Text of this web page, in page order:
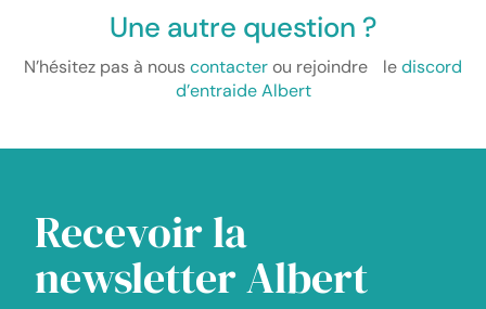
Une autre question ?
N’hésitez pas à nouscontacterou rejoindre lediscord
d’entraide Albert
Recevoir la
newsletter Albert